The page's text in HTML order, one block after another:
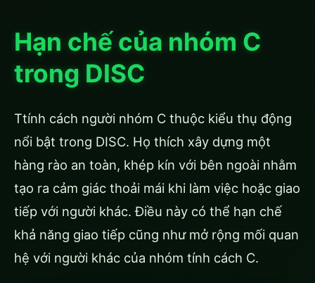
Hạn chế của nhóm C
trong DISC
Ttính cách người nhóm C thuộc kiểu thụ động
nổi bật trong DISC. Họ thích xây dựng một
hàng rào an toàn, khép kín với bên ngoài nhằm
tạo ra cảm giác thoải mái khi làm việc hoặc giao
tiếp với người khác. Điều này có thể hạn chế
khả năng giao tiếp cũng như mở rộng mối quan
hệ với người khác của nhóm tính cách C.